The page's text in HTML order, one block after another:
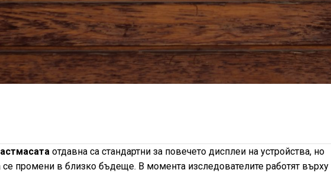
отдавна са стандартни за повечето дисплеи на устройства, но
промени в близко бъдеще. В момента изследователите работят върху